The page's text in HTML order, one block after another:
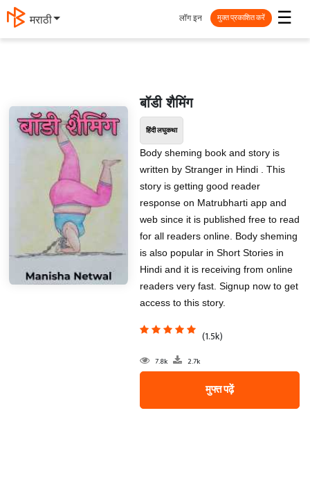
मराठी ☰
लॉग इन मुक्त प्रकाशित करें
बॉडी शैमिंग
हिंदी लघुकथा
Body sheming book and story is
written by Stranger in Hindi . This
story is getting good reader
response on Matrubharti app and
web since it is published free to read
for all readers online. Body sheming
is also popular in Short Stories in
Hindi and it is receiving from online
readers very fast. Signup now to get
access to this story.
(1.5k)
7.8k 2.7k
मुफ्त पढ़ें